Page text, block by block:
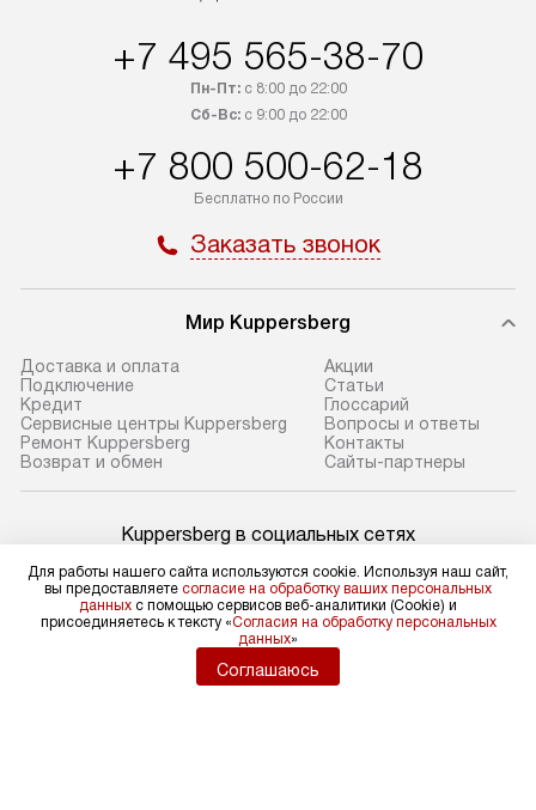
+7 495 565-38-70
Пн-Пт:с 8:00 до 22:00
Сб-Вс:с 9:00 до 22:00
+7 800 500-62-18
Бесплатно по России
Заказать звонок
Мир Kuppersberg
Доставка и оплата
Подключение
Кредит
Сервисные центры Kuppersberg
Ремонт Kuppersberg
Возврат и обмен
Акции
Cтатьи
Глоссарий
Вопросы и ответы
Контакты
Сайты-партнеры
Kuppersberg в социальных сетях
Для физических лиц
shop@kuppers-russia.ru
Для юридических лиц
Для работы нашего сайта используются cookie. Используя наш сайт,
вы предоставляете согласие на обработку ваших персональных
данных с помощью сервисов веб-аналитики (Cookie) и
присоединяетесь к тексту «Согласия на обработку персональных
данных»
Соглашаюсь